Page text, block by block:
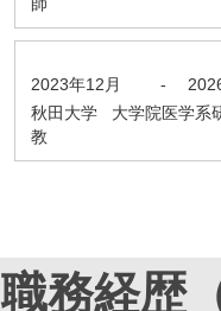
2023年12月 -
秋田大学 大学院医学
教
職務経歴